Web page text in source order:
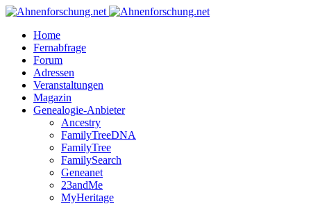
Home
Fernabfrage
Forum
Adressen
Veranstaltungen
Magazin
Genealogie-Anbieter
Ancestry
FamilyTreeDNA
FamilyTree
FamilySearch
Geneanet
23andMe
MyHeritage